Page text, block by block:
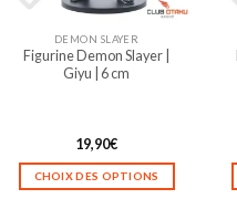
DEMON SLAYER
Figurine Demon Slayer |
Giyu | 6 cm
19,90€
CHOIX DES OPTIONS